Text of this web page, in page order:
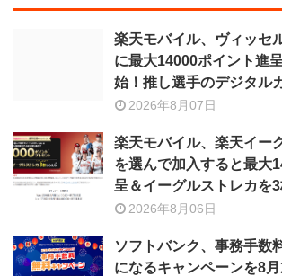
楽天モバイル、ヴィッセ
に最大14000ポイント進
始！推し選手のデジタル
2026年8月07日
楽天モバイル、楽天イー
を選んで加入すると最大
呈＆イーグルストレカを3
2026年8月06日
ソフトバンク、事務手数
になるキャンペーンを8月